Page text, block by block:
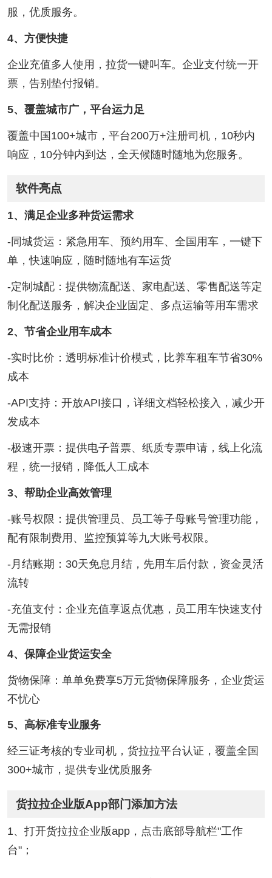
服，优质服务。
4、方便快捷
企业充值多人使用，拉货一键叫车。企业支付统一开
票，告别垫付报销。
5、覆盖城市广，平台运力足
覆盖中国100+城市，平台200万+注册司机，10秒内
响应，10分钟内到达，全天候随时随地为您服务。
软件亮点
1、满足企业多种货运需求
-同城货运：紧急用车、预约用车、全国用车，一键下
单，快速响应，随时随地有车运货
-定制城配：提供物流配送、家电配送、零售配送等定
制化配送服务，解决企业固定、多点运输等用车需求
2、节省企业用车成本
-实时比价：透明标准计价模式，比养车租车节省30%
成本
-API支持：开放API接口，详细文档轻松接入，减少开
发成本
-极速开票：提供电子普票、纸质专票申请，线上化流
程，统一报销，降低人工成本
3、帮助企业高效管理
-账号权限：提供管理员、员工等子母账号管理功能，
配有限制费用、监控预算等九大账号权限。
-月结账期：30天免息月结，先用车后付款，资金灵活
流转
-充值支付：企业充值享返点优惠，员工用车快速支付
无需报销
4、保障企业货运安全
货物保障：单单免费享5万元货物保障服务，企业货运
不忧心
5、高标准专业服务
经三证考核的专业司机，货拉拉平台认证，覆盖全国
300+城市，提供专业优质服务
货拉拉企业版App部门添加方法
1、打开货拉拉企业版app，点击底部导航栏"工作
台"；